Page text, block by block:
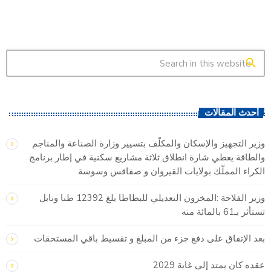
search
أحدث المقالات
وزير التجهيز والإسكان والمكلّف بتسيير وزارة الصناعة والمناجم
والطاقة يعطي شارة انطلاق ثلاثة مشاريع سكنية في إطار برنامج
الكراء المملّك بولايات القيروان و صفاقس وسوسة
وزير الفلاحة :المخزون التعديلي للبطاطا بلغ 12392 طنا ونابل
تستأثر بـ61 بالمائة منه
بعد الإتفاق على دفع جزء من المبلغ و تقسيط باقي المستحقات
عقده كان يمتد إلى غاية 2029